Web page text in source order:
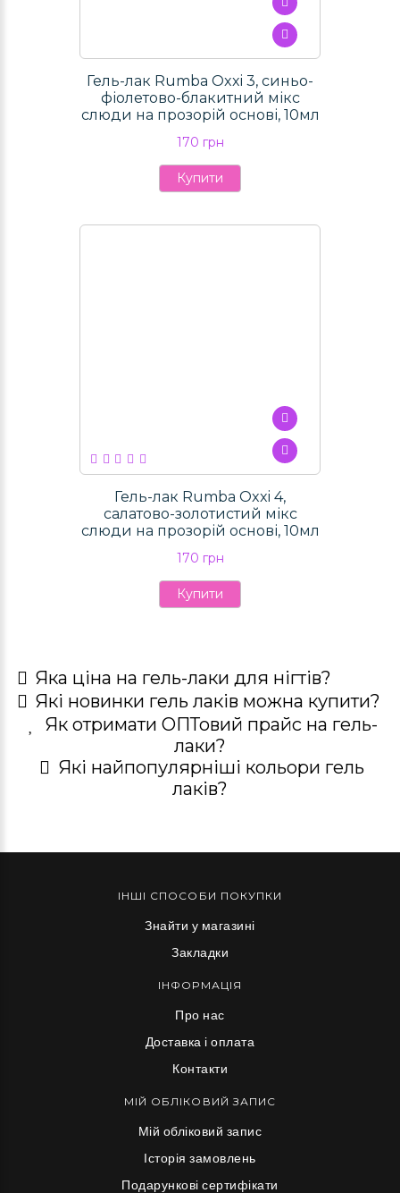
Гель-лак Rumba Oxxi 3, синьо-
фіолетово-блакитний мікс
слюди на прозорій основі, 10мл
170 грн
Купити
Гель-лак Rumba Oxxi 4,
салатово-золотистий мікс
слюди на прозорій основі, 10мл
170 грн
Купити
Яка ціна на гель-лаки для нігтів?
Які новинки гель лаків можна купити?
Як отримати ОПТовий прайс на гель-
лаки?
Які найпопулярніші кольори гель
лаків?
ІНШІ СПОСОБИ ПОКУПКИ
Знайти у магазині
Закладки
ІНФОРМАЦІЯ
Про нас
Доставка і оплата
Контакти
МІЙ ОБЛІКОВИЙ ЗАПИС
Мій обліковий запис
Історія замовлень
Подарункові сертифікати